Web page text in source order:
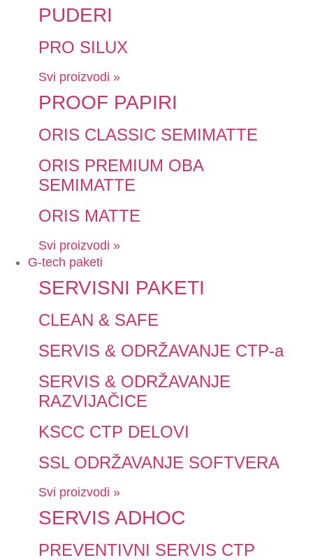
PUDERI
PRO SILUX
Svi proizvodi »
PROOF PAPIRI
ORIS CLASSIC SEMIMATTE
ORIS PREMIUM OBA
SEMIMATTE
ORIS MATTE
Svi proizvodi »
G-tech paketi
SERVISNI PAKETI
CLEAN & SAFE
SERVIS & ODRŽAVANJE CTP-a
SERVIS & ODRŽAVANJE
RAZVIJAČICE
KSCC CTP DELOVI
SSL ODRŽAVANJE SOFTVERA
Svi proizvodi »
SERVIS ADHOC
PREVENTIVNI SERVIS CTP